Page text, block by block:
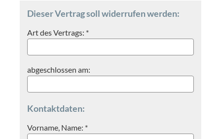
Dieser Vertrag soll widerrufen werden:
Art des Vertrags: *
abgeschlossen am:
Kontaktdaten:
Vorname, Name: *